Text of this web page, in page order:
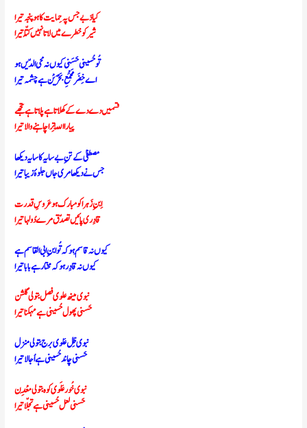
کیا دَبے جس پہ حِمایت کا ہو پنجہ تیرا
شیر کو خطرے میں لاتا نہیں کُتّا تیرا
تُو حُسینی حَسَنی کیوں نہ محی الدّیں ہو
اے خِضَرمَجْمَعِ بَحْرَیْن ہے چشمہ تیرا
قسمیں دے دے کے کھلاتا ہے پلاتا ہے تجھے
پیارا ا للّٰہ تِرا چاہنے والا تیرا
مصطفیٰ کے تن ِبے سایہ کا سایہ دیکھا
جس نے دیکھامری جاں جلوۂ زیبا تیرا
اِبنِ زَہرا کو مبارک ہو عَروسِ قدرت
قادِری پائیں تصدّق مرے دُولہا تیرا
کیوں نہ قاسِم ہو کہ تُو ابنِ ابی القاسم ہے
کیوں نہ قادِر ہو کہ مختار ہے بابا تیرا
نبوی مینھ علوی فصل بتولی گلشن
حَسنی پھول حُسینی ہے مہکنا تیرا
نبوی ظِل عَلوی برج بتولی منزل
حَسنی چاند حُسینی ہے اُجالا تیرا
نبوی خُور عَلَوی کوہ بتولی مَعْدِن
حَسنی لعل حُسینی ہے تجلّا تیرا